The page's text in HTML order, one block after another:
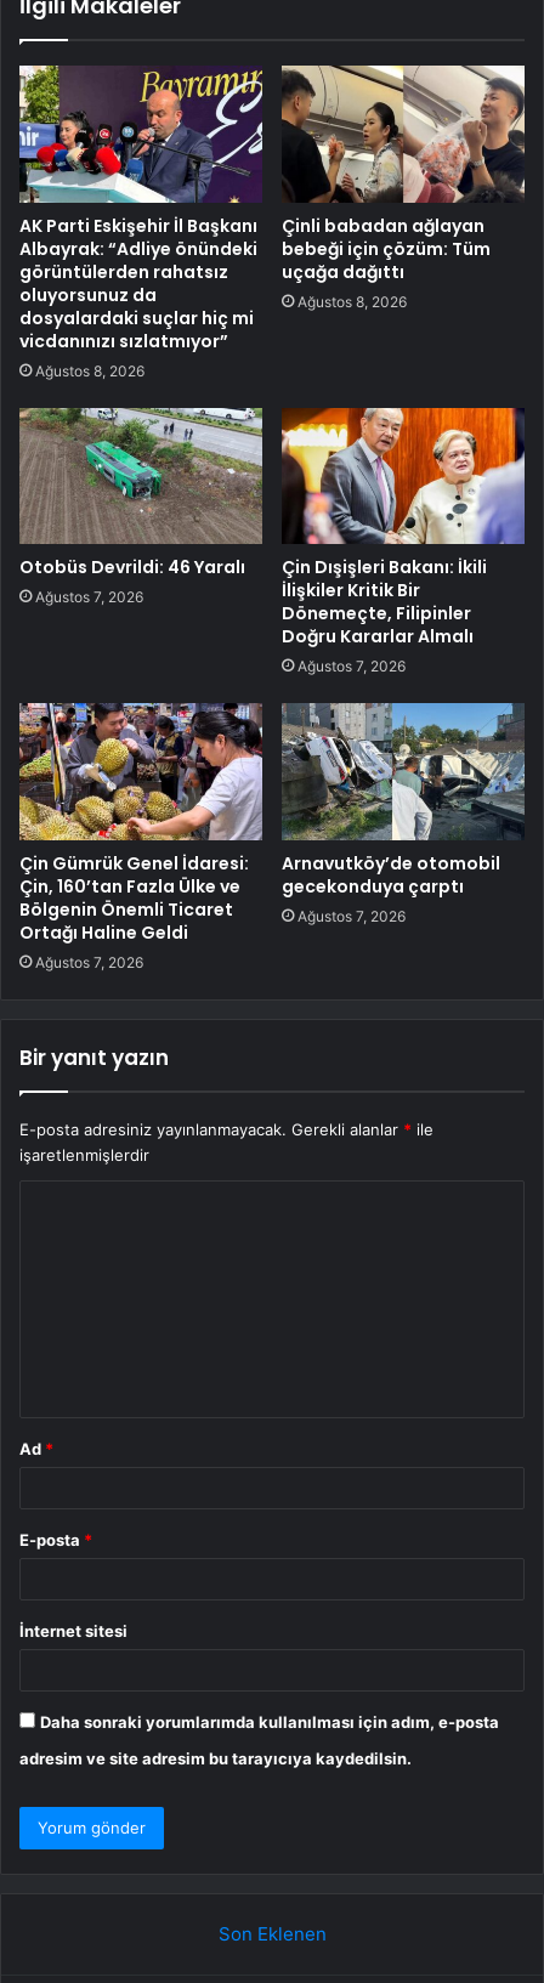
AK Parti Eskişehir İl Başkanı
Albayrak: “Adliye önündeki
görüntülerden rahatsız
oluyorsunuz da
dosyalardaki suçlar hiç mi
vicdanınızı sızlatmıyor”
Ağustos 8, 2026
Çinli babadan ağlayan
bebeği için çözüm: Tüm
uçağa dağıttı
Ağustos 8, 2026
Otobüs Devrildi: 46 Yaralı
Ağustos 7, 2026
Çin Dışişleri Bakanı: İkili
İlişkiler Kritik Bir
Dönemeçte, Filipinler
Doğru Kararlar Almalı
Ağustos 7, 2026
Çin Gümrük Genel İdaresi:
Çin, 160’tan Fazla Ülke ve
Bölgenin Önemli Ticaret
Ortağı Haline Geldi
Ağustos 7, 2026
Arnavutköy’de otomobil
gecekonduya çarptı
Ağustos 7, 2026
Bir yanıt yazın
E-posta adresiniz yayınlanmayacak. Gerekli alanlar * ile
işaretlenmişlerdir
Ad *
E-posta *
İnternet sitesi
Daha sonraki yorumlarımda kullanılması için adım, e-posta
adresim ve site adresim bu tarayıcıya kaydedilsin.
Son Eklenen